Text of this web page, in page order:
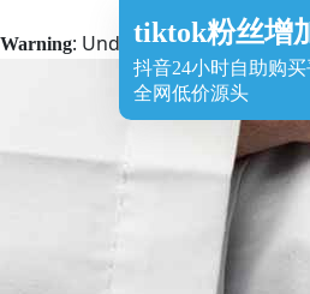
Warning: Undefined array key 2 in
tiktok粉丝增
抖音24小时自助购
全网低价源头